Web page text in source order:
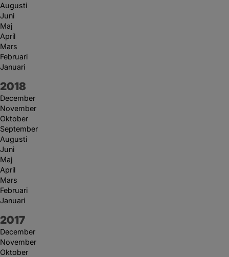
Augusti
Juni
Maj
April
Mars
Februari
Januari
År:
2018
December
November
Oktober
September
Augusti
Juni
Maj
April
Mars
Februari
Januari
År:
2017
December
November
Oktober